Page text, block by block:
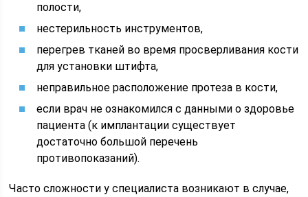
полости,
нестерильность инструментов,
перегрев тканей во время просверливания кости
для установки штифта,
неправильное расположение протеза в кости,
если врач не ознакомился с данными о здоровье
пациента (к имплантации существует
достаточно большой перечень
противопоказаний).
Часто сложности у специалиста возникают в случае,